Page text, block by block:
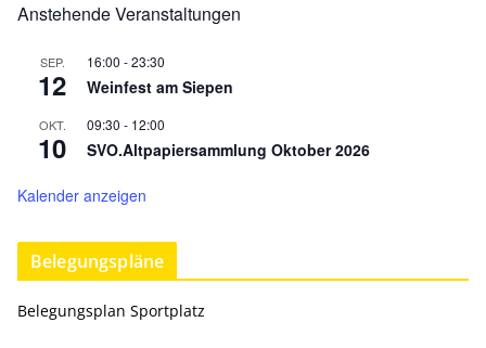
Anstehende Veranstaltungen
SEP.
12
16:00 -23:30
Weinfest am Siepen
OKT.
10
09:30 - 12:00
SVO.Altpapiersammlung Oktober 2026
Kalender anzeigen
Belegungspläne
Belegungsplan Sportplatz